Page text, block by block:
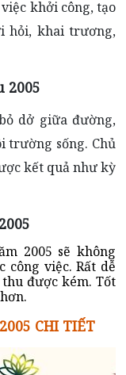
khởi công, tạo
hỏi, khai trương,
2005
dở giữa đường,
trường sống. Chủ
kết quả như kỳ
2005 sẽ không
việc. Rất dễ
được kém. Tốt
CHI TIẾT